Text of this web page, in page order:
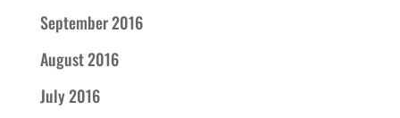
September 2016
August 2016
July 2016